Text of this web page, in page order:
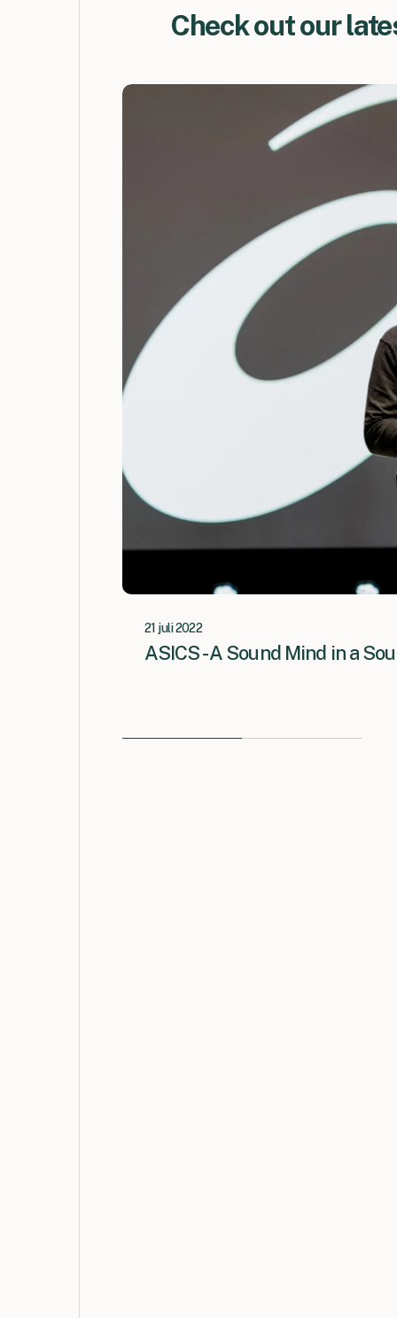
Check out our
21 juli 2022
ASICS - A Sound Mind in a